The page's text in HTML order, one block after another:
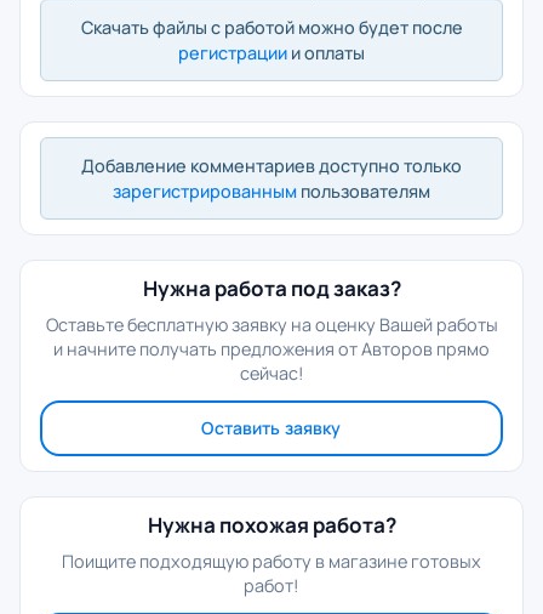
Скачать файлы с работой можно будет после
регистрации и оплаты
Добавление комментариев доступно только
зарегистрированным пользователям
Нужна работа под заказ?
Оставьте бесплатную заявку на оценку Вашей работы
и начните получать предложения от Авторов прямо
сейчас!
Оставить заявку
Нужна похожая работа?
Поищите подходящую работу в магазине готовых
работ!